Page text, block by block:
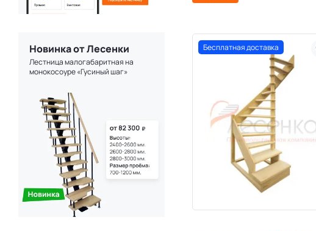
Новинка от Лесенки
Лестница малогабаритная на
монокосоуре «Гусиный шаг»
Бесплатная доставка